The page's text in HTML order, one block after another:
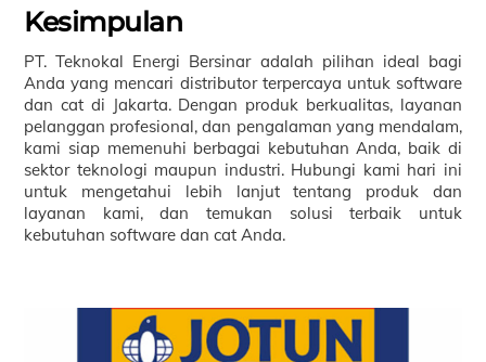
Kesimpulan
PT. Teknokal Energi Bersinar adalah pilihan ideal bagi
Anda yang mencari distributor terpercaya untuk software
dan cat di Jakarta. Dengan produk berkualitas, layanan
pelanggan profesional, dan pengalaman yang mendalam,
kami siap memenuhi berbagai kebutuhan Anda, baik di
sektor teknologi maupun industri. Hubungi kami hari ini
untuk mengetahui lebih lanjut tentang produk dan
layanan kami, dan temukan solusi terbaik untuk
kebutuhan software dan cat Anda.